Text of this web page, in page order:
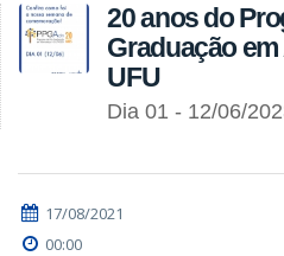
20 anos do
Graduação
UFU
Dia 01 - 12/06/
17/08/2021
00:00